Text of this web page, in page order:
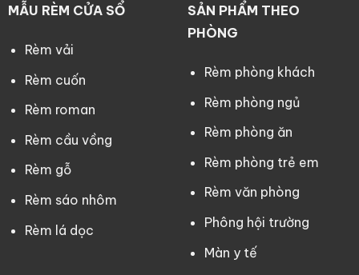
MẪU RÈM CỬA SỔ
Rèm vải
Rèm cuốn
Rèm roman
Rèm cầu vồng
Rèm gỗ
Rèm sáo nhôm
Rèm lá dọc
SẢN PHẨM THEO
PHÒNG
Rèm phòng khách
Rèm phòng ngủ
Rèm phòng ăn
Rèm phòng trẻ em
Rèm văn phòng
Phông hội trường
Màn y tế